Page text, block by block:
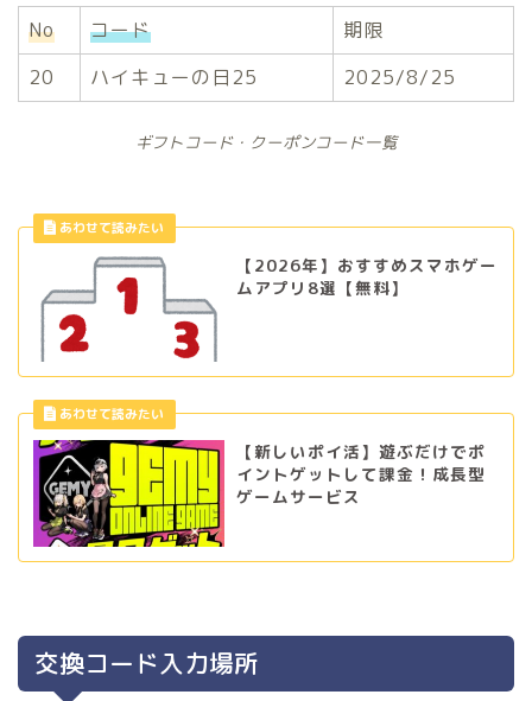
No コード
期限
20
ハイキューの日25 2025/8/25
ギフトコード・クーポンコード一覧
【2026年】おすすめスマホゲー
ムアプリ8選【無料】
【新しいポイ活】遊ぶだけでポ
イントゲットして課金！成長型
ゲームサービス
交換コード入力場所